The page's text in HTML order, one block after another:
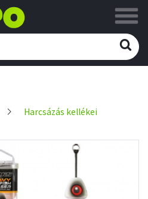
Harcsázás kellékei